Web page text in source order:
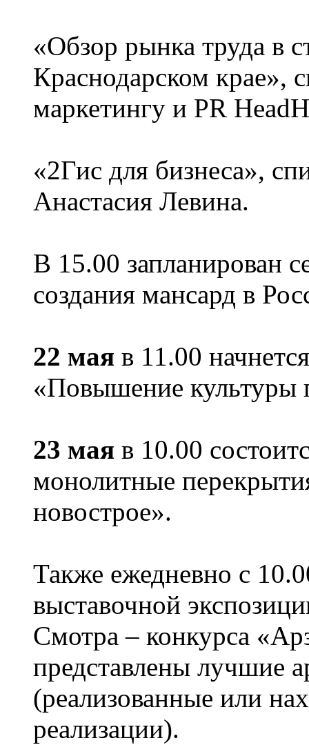
«Обзор рынка труда в
Краснодарском крае»,
маркетингу и PR
«2Гис для бизнеса»,
Анастасия Левина.
В 15.00 запланирован
создания мансард в
22 мая в 11.00
«Повышение культуры
23 мая в 10.00
монолитные
новострое».
Также ежедневно с
выставочной
Смотра – конкурса
представлены лучшие
(реализованные или
реализации).